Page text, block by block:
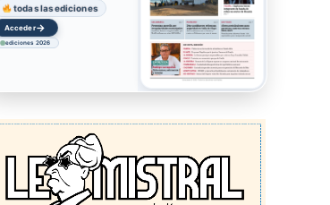
todas las ediciones
Acceder→
ediciones 2026